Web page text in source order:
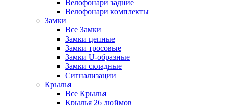
Велофонари задние
Велофонари комплекты
Замки
Все Замки
Замки цепные
Замки тросовые
Замки U-образные
Замки складные
Сигнализации
Крылья
Все Крылья
Крылья 26 дюймов